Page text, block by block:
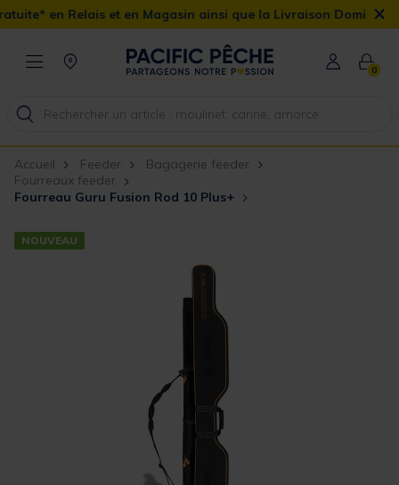
et en Magasin ainsi que la Livraison Domicile offerte dès 90€
×
0
Accueil Feeder
Bagagerie feeder
Fourreaux feeder
Fourreau Guru Fusion Rod 10 Plus+
NOUVEAU